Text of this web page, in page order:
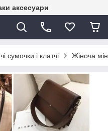
аксесуари
сумочки і клатчі Жіноча